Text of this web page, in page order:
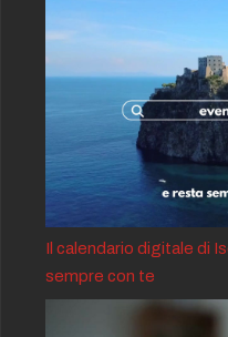
Il calendario digitale di
sempre con te